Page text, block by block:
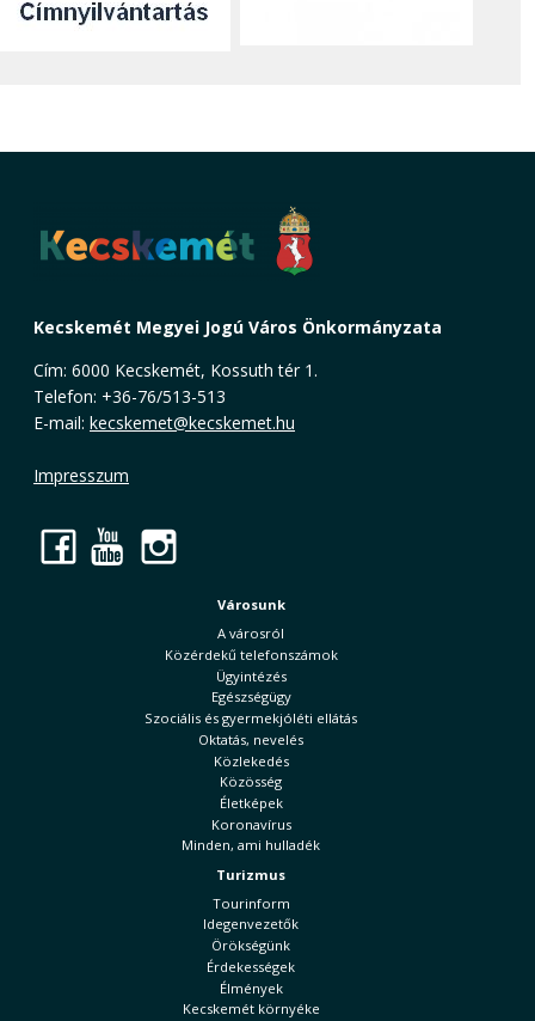
Kecskemét Megyei Jogú Város Önkormányzata
Cím: 6000 Kecskemét, Kossuth tér 1.
Telefon: +36-76/513-513
E-mail: kecskemet@kecskemet.hu
Impresszum
Facebook
YouTube
Városunk
A városról
Közérdekű telefonszámok
Ügyintézés
Egészségügy
Szociális és gyermekjóléti ellátás
Oktatás, nevelés
Közlekedés
Közösség
Életképek
Koronavírus
Minden, ami hulladék
Turizmus
Tourinform
Idegenvezetők
Örökségünk
Érdekességek
Élmények
Kecskemét környéke